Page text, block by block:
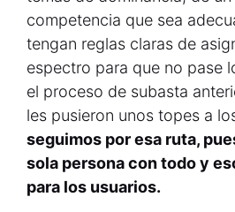
competencia que sea
tengan reglas claras de
espectro para que no pase
el proceso de subasta
les pusieron unos topes a
seguimos por esa ruta,
sola persona con todo y
para los usuarios.